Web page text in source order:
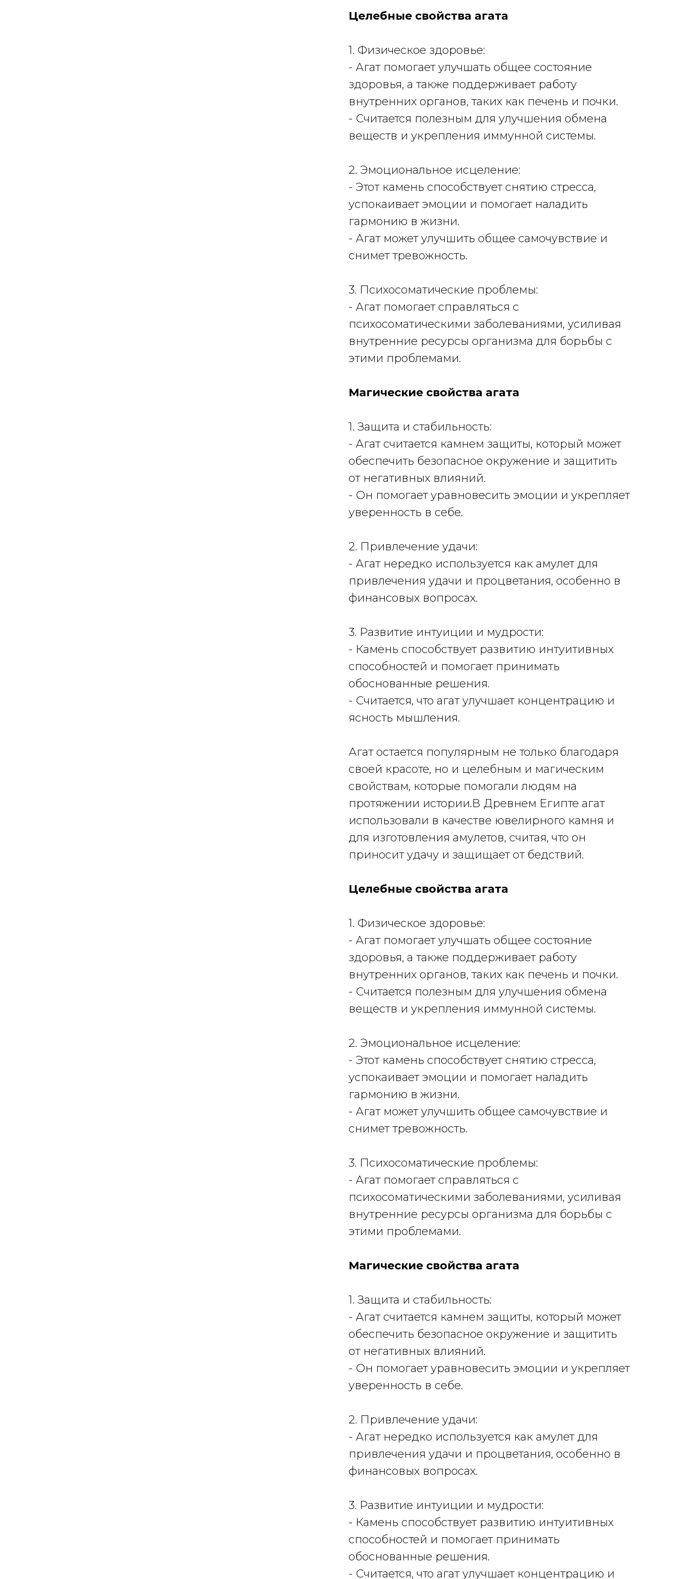
Целебные свойства агата
1. Физическое здоровье:
- Агат помогает улучшать общее состояние
здоровья, а также поддерживает работу
внутренних органов, таких как печень и почки.
- Считается полезным для улучшения обмена
веществ и укрепления иммунной системы.
2. Эмоциональное исцеление:
- Этот камень способствует снятию стресса,
успокаивает эмоции и помогает наладить
гармонию в жизни.
- Агат может улучшить общее самочувствие и
снимет тревожность.
3. Психосоматические проблемы:
- Агат помогает справляться с
психосоматическими заболеваниями, усиливая
внутренние ресурсы организма для борьбы с
этими проблемами.
Магические свойства агата
1. Защита и стабильность:
- Агат считается камнем защиты, который может
обеспечить безопасное окружение и защитить
от негативных влияний.
- Он помогает уравновесить эмоции и укрепляет
уверенность в себе.
2. Привлечение удачи:
- Агат нередко используется как амулет для
привлечения удачи и процветания, особенно в
финансовых вопросах.
3. Развитие интуиции и мудрости:
- Камень способствует развитию интуитивных
способностей и помогает принимать
обоснованные решения.
- Считается, что агат улучшает концентрацию и
ясность мышления.
Агат остается популярным не только благодаря
своей красоте, но и целебным и магическим
свойствам, которые помогали людям на
протяжении истории.В Древнем Египте агат
использовали в качестве ювелирного камня и
для изготовления амулетов, считая, что он
приносит удачу и защищает от бедствий.
Целебные свойства агата
1. Физическое здоровье:
- Агат помогает улучшать общее состояние
здоровья, а также поддерживает работу
внутренних органов, таких как печень и почки.
- Считается полезным для улучшения обмена
веществ и укрепления иммунной системы.
2. Эмоциональное исцеление:
- Этот камень способствует снятию стресса,
успокаивает эмоции и помогает наладить
гармонию в жизни.
- Агат может улучшить общее самочувствие и
снимет тревожность.
3. Психосоматические проблемы:
- Агат помогает справляться с
психосоматическими заболеваниями, усиливая
внутренние ресурсы организма для борьбы с
этими проблемами.
Магические свойства агата
1. Защита и стабильность:
- Агат считается камнем защиты, который может
обеспечить безопасное окружение и защитить
от негативных влияний.
- Он помогает уравновесить эмоции и укрепляет
уверенность в себе.
2. Привлечение удачи:
- Агат нередко используется как амулет для
привлечения удачи и процветания, особенно в
финансовых вопросах.
3. Развитие интуиции и мудрости:
- Камень способствует развитию интуитивных
способностей и помогает принимать
обоснованные решения.
- Считается, что агат улучшает концентрацию и